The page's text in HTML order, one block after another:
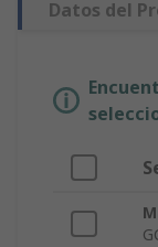
Datos del